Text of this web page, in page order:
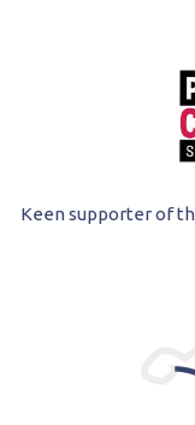
Keen supporter of